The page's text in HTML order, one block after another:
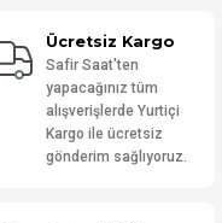
Ücretsiz Kargo
Safir Saat'ten
yapacağınız tüm
alışverişlerde Yurtiçi
Kargo ile ücretsiz
gönderim sağlıyoruz.